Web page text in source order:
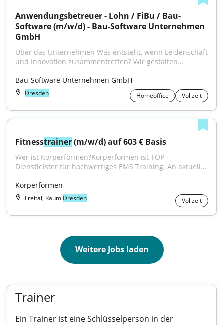
Anwendungsbetreuer - Lohn / FiBu / Bau-
Software (m/w/d) - Bau-Software Unternehmen
GmbH
Über das Unternehmen Was entsteht, wenn Leidenschaft
und Innovation zusammentreffen? Wir gestalten...
Bau-Software Unternehmen GmbH
Dresden Homeoffice Vollzeit
Fitnesstrainer (m/w/d) auf 603 € Basis
Wer ist Körperformen?Körperformen ist TOP
Dienstleister für hochwertiges EMS Training. An aktuell...
Körperformen
Freital, Raum Dresden Vollzeit
Weitere Jobs laden
Trainer
Ein Trainer ist eine Schlüsselperson in der